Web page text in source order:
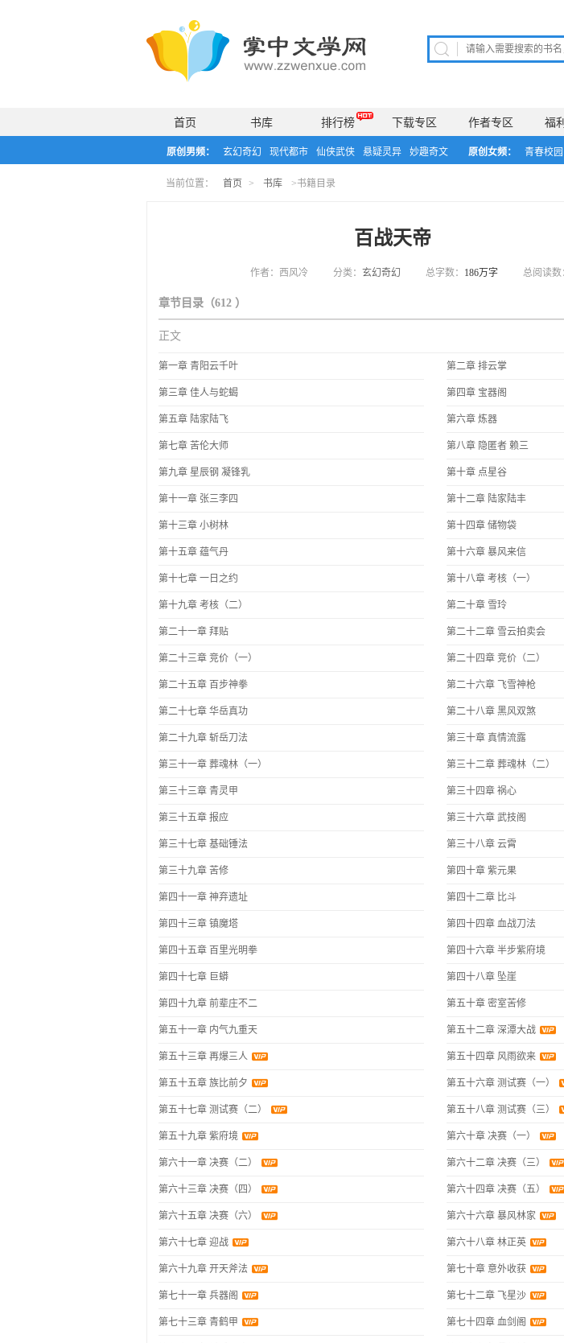
首页 书库 排行榜 下载专区 作者专区 福
原创男频： 玄幻奇幻 现代都市 仙侠武侠 悬疑灵异 妙趣奇文 原创女频： 青春校园
当前位置： 首页 > 书库 >书籍目录
百战天帝
作者：西风冷 分类： 玄幻奇幻 总字数： 186万字 总阅读数
章节目录（612 ）
正文
第一章 青阳云千叶 第二章 排云掌
第三章 佳人与蛇蝎 第四章 宝器阁
第五章 陆家陆飞 第六章 炼器
第七章 苦伦大师 第八章 隐匿者 赖三
第九章 星辰钢 凝锋乳 第十章 点星谷
第十一章 张三李四 第十二章 陆家陆丰
第十三章 小树林 第十四章 储物袋
第十五章 蕴气丹 第十六章 暴风来信
第十七章 一日之约 第十八章 考核（一）
第十九章 考核（二） 第二十章 雪玲
第二十一章 拜贴 第二十二章 雪云拍卖会
第二十三章 竞价（一） 第二十四章 竞价（二）
第二十五章 百步神拳 第二十六章 飞雪神枪
第二十七章 华岳真功 第二十八章 黑风双煞
第二十九章 斩岳刀法 第三十章 真情流露
第三十一章 葬魂林（一） 第三十二章 葬魂林（二）
第三十三章 青灵甲 第三十四章 祸心
第三十五章 报应 第三十六章 武技阁
第三十七章 基础锤法 第三十八章 云霄
第三十九章 苦修 第四十章 紫元果
第四十一章 神弃遗址 第四十二章 比斗
第四十三章 镇魔塔 第四十四章 血战刀法
第四十五章 百里光明拳 第四十六章 半步紫府境
第四十七章 巨蟒 第四十八章 坠崖
第四十九章 前辈庄不二 第五十章 密室苦修
第五十一章 内气九重天 第五十二章 深潭大战
第五十三章 再爆三人 第五十四章 风雨欲来
第五十五章 族比前夕 第五十六章 测试赛（一）
第五十七章 测试赛（二） 第五十八章 测试赛（三）
第五十九章 紫府境 第六十章 决赛（一）
第六十一章 决赛（二） 第六十二章 决赛（三）
第六十三章 决赛（四） 第六十四章 决赛（五）
第六十五章 决赛（六） 第六十六章 暴风林家
第六十七章 迎战 第六十八章 林正英
第六十九章 开天斧法 第七十章 意外收获
第七十一章 兵器阁 第七十二章 飞星沙
第七十三章 青鹤甲 第七十四章 血剑阁